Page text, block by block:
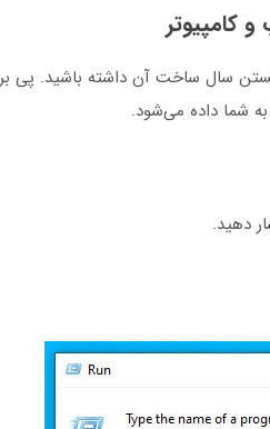
سال ساخت آن داشته باشید. پی
شما داده می‌شود.
دهید.